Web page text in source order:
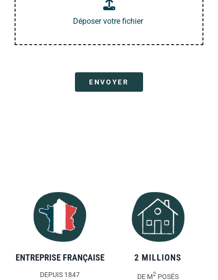
ENVOYER
ENTREPRISE FRANÇAISE
DEPUIS 1847
2 MILLIONS
DE M2 POSÉS